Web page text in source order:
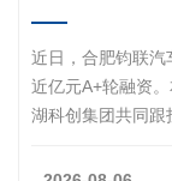
近日，合肥钧联汽
近亿元A+轮融资
湖科创集团共同跟
的国家高新技术